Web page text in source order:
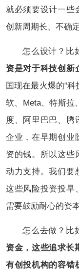
就必须要设计一些
创新周期长、不确
怎么设计？比
资是对于科技创新
国现在最火爆的“
软、Meta、特斯拉
度、阿里巴巴、腾
企业，在早期创业
资的钱。所以这些
动力支持。我们要
这些风险投资投早
需要鼓励耐心的资
怎么去做？比
资金，这些追求长
有创投机构的容错